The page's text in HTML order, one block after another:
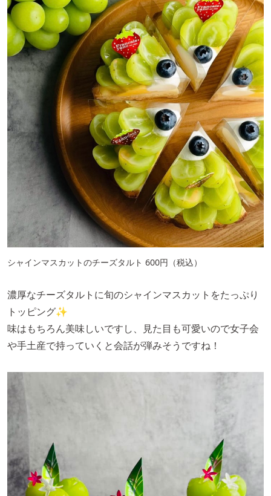
シャインマスカットのチーズタルト 600円（税込）
濃厚なチーズタルトに旬のシャインマスカットをたっぷり
トッピング✨
味はもちろん美味しいですし、見た目も可愛いので女子会
や手土産で持っていくと会話が弾みそうですね！